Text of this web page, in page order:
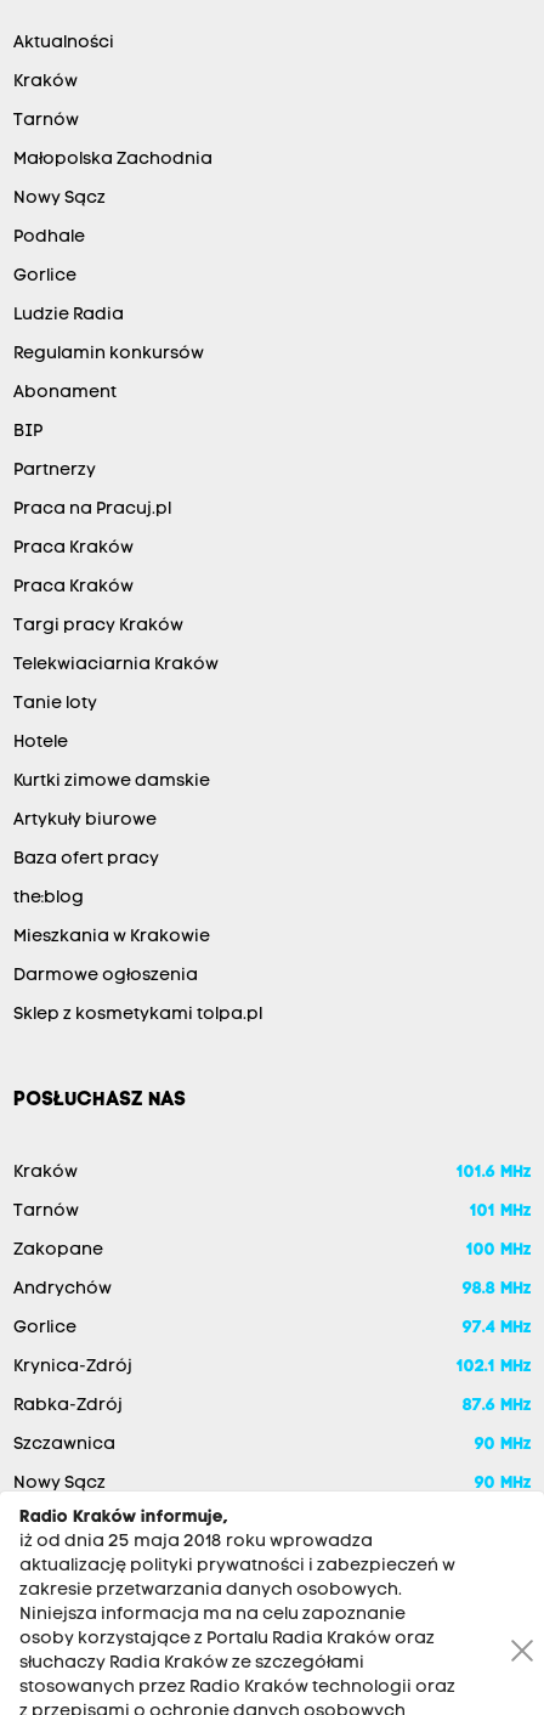
Aktualności
Kraków
Tarnów
Małopolska Zachodnia
Nowy Sącz
Podhale
Gorlice
Ludzie Radia
Regulamin konkursów
Abonament
BIP
Partnerzy
Praca na Pracuj.pl
Praca Kraków
Praca Kraków
Targi pracy Kraków
Telekwiaciarnia Kraków
Tanie loty
Hotele
Kurtki zimowe damskie
Artykuły biurowe
Baza ofert pracy
the:blog
Mieszkania w Krakowie
Darmowe ogłoszenia
Sklep z kosmetykami tolpa.pl
POSŁUCHASZ NAS
Kraków 101.6 MHz
Tarnów 101 MHz
Zakopane 100 MHz
Andrychów 98.8 MHz
Gorlice 97.4 MHz
Krynica-Zdrój 102.1 MHz
Rabka-Zdrój 87.6 MHz
Szczawnica 90 MHz
Nowy Sącz 90 MHz
RADIO KRAKÓW SA. Aleja Juliusza Słowackiego 22, 30-007
Radio Kraków informuje,
iż od dnia 25 maja 2018 roku wprowadza
aktualizację polityki prywatności i zabezpieczeń w
zakresie przetwarzania danych osobowych.
Niniejsza informacja ma na celu zapoznanie
osoby korzystające z Portalu Radia Kraków oraz
słuchaczy Radia Kraków ze szczegółami
stosowanych przez Radio Kraków technologii oraz